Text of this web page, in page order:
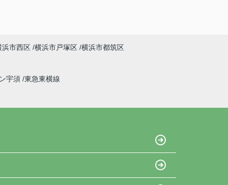
浜市西区 横浜市戸塚区 横浜市都筑区
宇須 東急東横線